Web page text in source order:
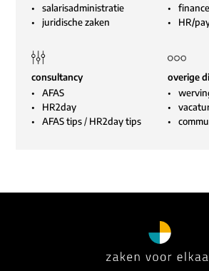
salarisadministratie
juridische zaken
finance
HR/
consultancy
AFAS
HR2day
AFAS tips/ HR2day tips
overige